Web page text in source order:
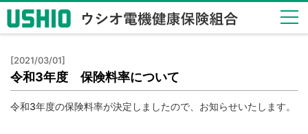
健保
のし
くみ
Insurance
[2021/03/01]
令和3年度 保険料率について
令和3年度の保険料率が決定しましたので、お知らせいたします。